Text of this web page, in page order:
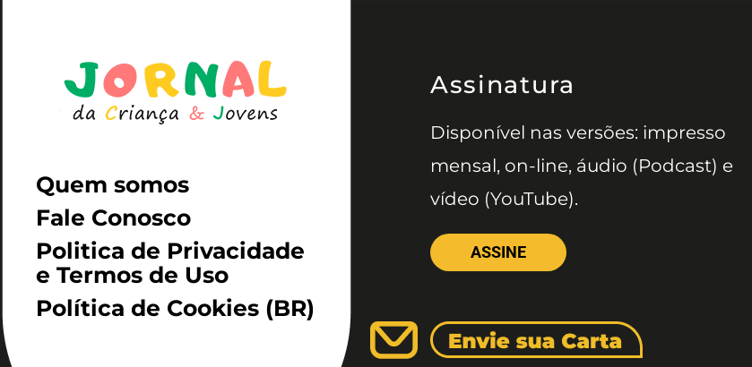
Quem somos
Fale Conosco
Politica de Privacidade
e Termos de Uso
Política de Cookies (BR)
Assinatura
Disponível nas versões: impresso
mensal, on-line, áudio (Podcast) e
vídeo (YouTube).
ASSINE